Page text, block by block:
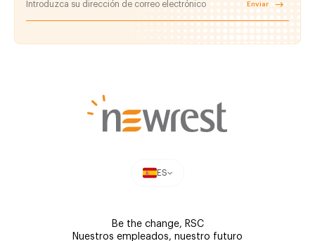
Enviar
ES
Be the change, RSC
Nuestros empleados, nuestro futuro